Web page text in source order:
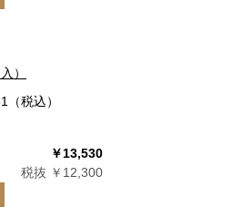
）
税込）
￥13,530
税抜 ￥12,300